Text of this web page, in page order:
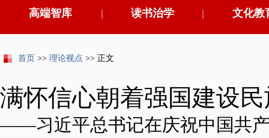
高端智库 读书治学
| 文化教
|
首页 >> 理论视点 >> 正文
满怀信心朝着强国建设
——习近平总书记在庆祝中国共产